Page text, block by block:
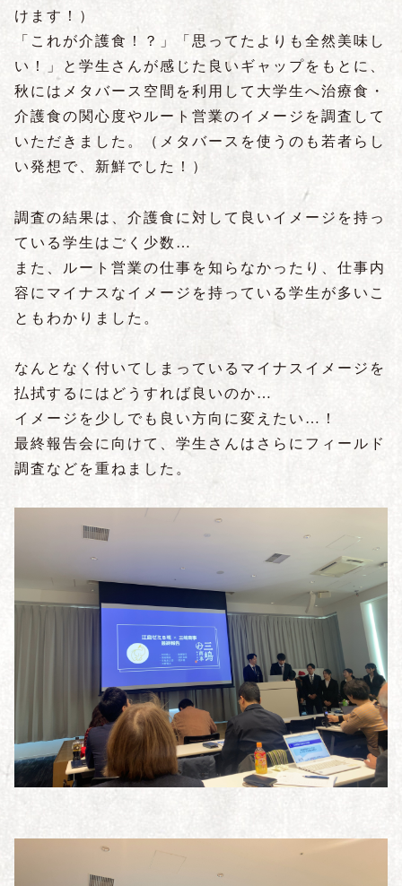
けます！）
「これが介護食！？」「思ってたよりも全然美味し
い！」と学生さんが感じた良いギャップをもとに、
秋にはメタバース空間を利用して大学生へ治療食・
介護食の関心度やルート営業のイメージを調査して
いただきました。（メタバースを使うのも若者らし
い発想で、新鮮でした！）
調査の結果は、介護食に対して良いイメージを持っ
ている学生はごく少数…
また、ルート営業の仕事を知らなかったり、仕事内
容にマイナスなイメージを持っている学生が多いこ
ともわかりました。
なんとなく付いてしまっているマイナスイメージを
払拭するにはどうすれば良いのか…
イメージを少しでも良い方向に変えたい…！
最終報告会に向けて、学生さんはさらにフィールド
調査などを重ねました。